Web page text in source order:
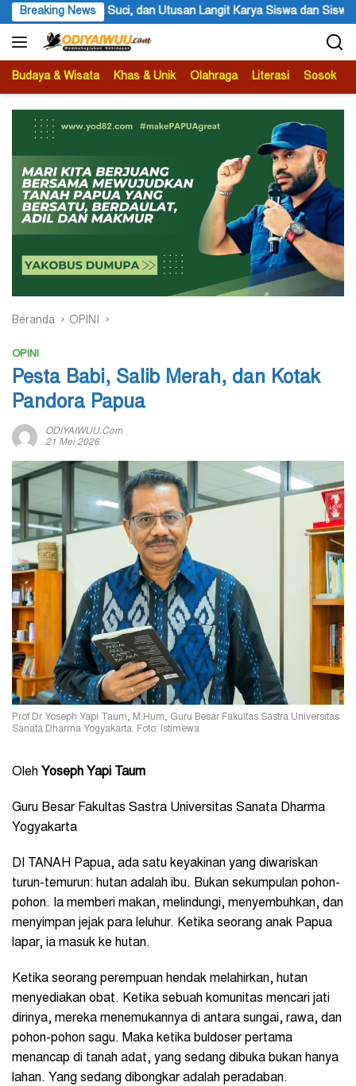
Langsung
ke
konten
Breaking News
Langit Karya Siswa dan Siswi SMA Negeri 1 Dogiyai
Budaya & Wisata Khas & Unik Olahraga Literasi Sosok
Beranda OPINI
OPINI
Pesta Babi, Salib Merah, dan Kotak
Pandora Papua
ODIYAIWUU.com
21 Mei 2026
Prof Dr Yoseph Yapi Taum, M.Hum, Guru Besar Fakultas Sastra Universitas
Sanata Dharma Yogyakarta. Foto: Istimewa
Oleh Yoseph Yapi Taum
Guru Besar Fakultas Sastra Universitas Sanata Dharma
Yogyakarta
DI TANAH Papua, ada satu keyakinan yang diwariskan
turun-temurun: hutan adalah ibu. Bukan sekumpulan pohon-
pohon. Ia memberi makan, melindungi, menyembuhkan, dan
menyimpan jejak para leluhur. Ketika seorang anak Papua
lapar, ia masuk ke hutan.
Ketika seorang perempuan hendak melahirkan, hutan
menyediakan obat. Ketika sebuah komunitas mencari jati
dirinya, mereka menemukannya di antara sungai, rawa, dan
pohon-pohon sagu. Maka ketika buldoser pertama
menancap di tanah adat, yang sedang dibuka bukan hanya
lahan. Yang sedang dibongkar adalah peradaban.